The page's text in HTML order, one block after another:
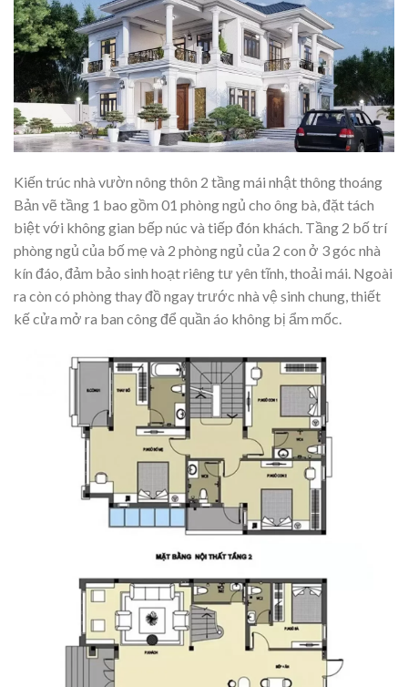
Kiến trúc nhà vườn nông thôn 2 tầng mái nhật thông thoáng
Bản vẽ tầng 1 bao gồm 01 phòng ngủ cho ông bà, đặt tách
biệt với không gian bếp núc và tiếp đón khách. Tầng 2 bố trí
phòng ngủ của bố mẹ và 2 phòng ngủ của 2 con ở 3 góc nhà
kín đáo, đảm bảo sinh hoạt riêng tư yên tĩnh, thoải mái. Ngoài
ra còn có phòng thay đồ ngay trước nhà vệ sinh chung, thiết
kế cửa mở ra ban công để quần áo không bị ẩm mốc.